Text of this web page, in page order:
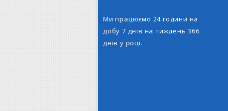
Ми працюємо 24 години на
добу 7 днів на тиждень 366
днів у році.